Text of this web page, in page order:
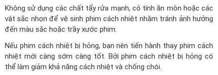
Không sử dụng các chất tẩy rửa mạnh, có tính ăn mòn hoặc các
vật sắc nhọn để vệ sinh phim cách nhiệt nhằm tránh ảnh hưởng
đến màu sắc hoặc trầy xước phim.
Nếu phim cách nhiệt bị hỏng, bạn nên tiến hành thay phim cách
nhiệt mới càng sớm càng tốt. Bởi phim cách nhiệt bị hỏng có
thể làm giảm khả năng cách nhiệt và chống chói.